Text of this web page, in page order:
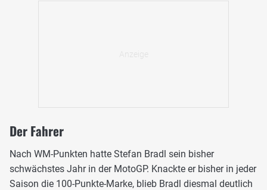
Der Fahrer
Nach WM-Punkten hatte Stefan Bradl sein bisher
schwächstes Jahr in der MotoGP. Knackte er bisher in jeder
Saison die 100-Punkte-Marke, blieb Bradl diesmal deutlich